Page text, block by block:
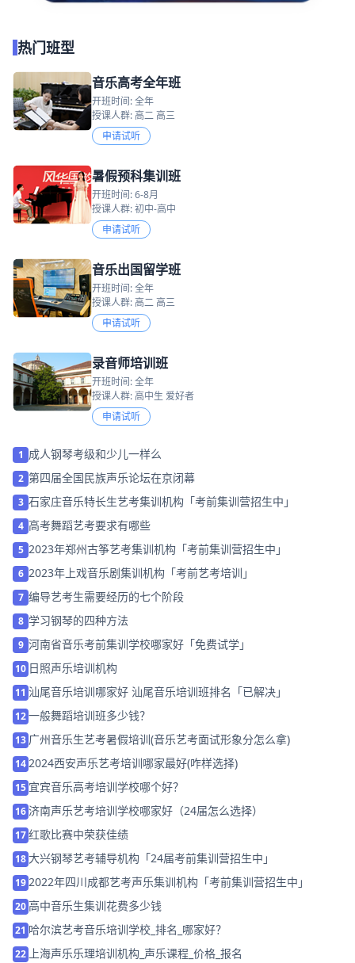
热门班型
音乐高考全年班
开班时间: 全年
授课人群: 高二 高三
申请试听
暑假预科集训班
开班时间: 6-8月
授课人群: 初中-高中
申请试听
音乐出国留学班
开班时间: 全年
授课人群: 高二 高三
申请试听
录音师培训班
开班时间: 全年
授课人群: 高中生 爱好者
申请试听
1 成人钢琴考级和少儿一样么
2 第四届全国民族声乐论坛在京闭幕
3 石家庄音乐特长生艺考集训机构「考前集训营招生中」
4 高考舞蹈艺考要求有哪些
5 2023年郑州古筝艺考集训机构「考前集训营招生中」
6 2023年上戏音乐剧集训机构「考前艺考培训」
7 编导艺考生需要经历的七个阶段
8 学习钢琴的四种方法
9 河南省音乐考前集训学校哪家好「免费试学」
10 日照声乐培训机构
11 汕尾音乐培训哪家好 汕尾音乐培训班排名「已解决」
12一般舞蹈培训班多少钱？
13 广州音乐生艺考暑假培训(音乐艺考面试形象分怎么拿)
142024西安声乐艺考培训哪家最好(咋样选择)
15 宜宾音乐高考培训学校哪个好？
16 济南声乐艺考培训学校哪家好（24届怎么选择）
17红歌比赛中荣获佳绩
18大兴钢琴艺考辅导机构「24届考前集训营招生中」
192022年四川成都艺考声乐集训机构「考前集训营招生中」
20高中音乐生集训花费多少钱
21 哈尔滨艺考音乐培训学校_排名_哪家好？
22 上海声乐乐理培训机构_声乐课程_价格_报名